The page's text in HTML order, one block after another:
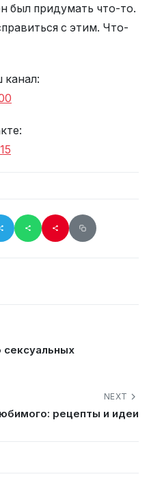
был придумать что-то.
с этим. Что-
канал:
NEXT
рецепты и идеи